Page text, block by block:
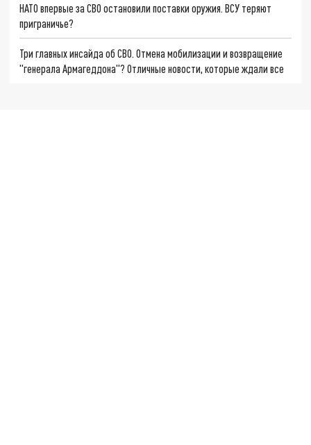
НАТО впервые за СВО остановили поставки оружия. ВСУ теряют
приграничье?
Три главных инсайда об СВО. Отмена мобилизации и возвращение
"генерала Армагеддона"? Отличные новости, которые ждали все